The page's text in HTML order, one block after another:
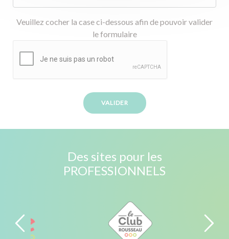
Veuillez cocher la case ci-dessous afin de pouvoir valider
le formulaire
Des sites pour les
PROFESSIONNELS